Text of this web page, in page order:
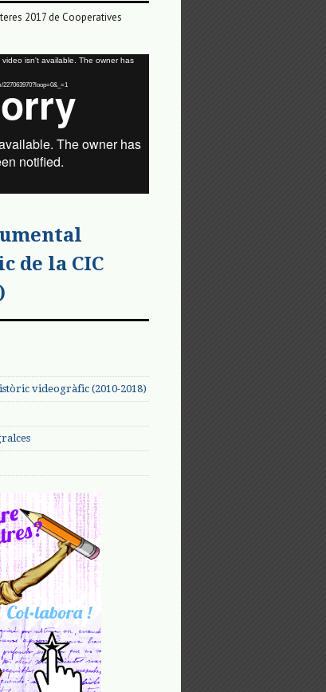
2017 de Cooperatives
video isn't available. The owner has
de la CIC
videogràfic (2010-2018)